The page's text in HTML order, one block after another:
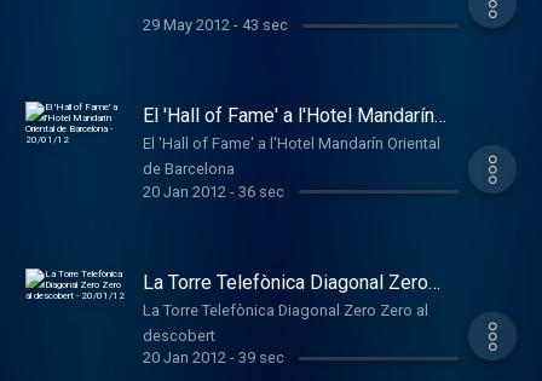
29 May 2012- 43 sec
El 'Hall of Fame' a l'Hotel Mandarín
Oriental de Barcelona - 20/01/12
El 'Hall of Fame' a l'Hotel Mandarín Oriental
de Barcelona
20 Jan 2012 - 36 sec
La Torre Telefònica Diagonal Zero
Zero al descobert - 20/01/12
La Torre Telefònica Diagonal Zero Zero al
descobert
20 Jan 2012- 39 sec